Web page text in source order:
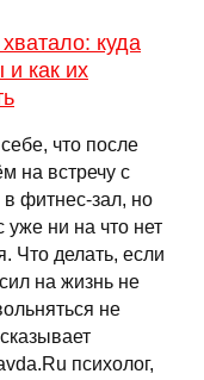
куда
и как их
что после
на встречу с
фитнес-зал, но
уже ни на что нет
Что делать, если
на жизнь не
не
психолог,